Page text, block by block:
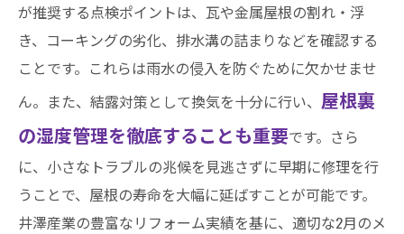
井澤産業有限会社│ 熱田区・南区・瑞穂区・港
区・中川区など名古屋市内および愛知県での施
工実績はこちら
が推奨する点検ポイントは、瓦や金属屋根の割れ・浮
き、コーキングの劣化、排水溝の詰まりなどを確認する
ことです。これらは雨水の侵入を防ぐために欠かせませ
ん。また、結露対策として換気を十分に行い、 屋根裏
の湿度管理を徹底することも重要です。さら
に、小さなトラブルの兆候を見逃さずに早期に修理を行
うことで、屋根の寿命を大幅に延ばすことが可能です。
井澤産業の豊富なリフォーム実績を基に、適切な2月のメ